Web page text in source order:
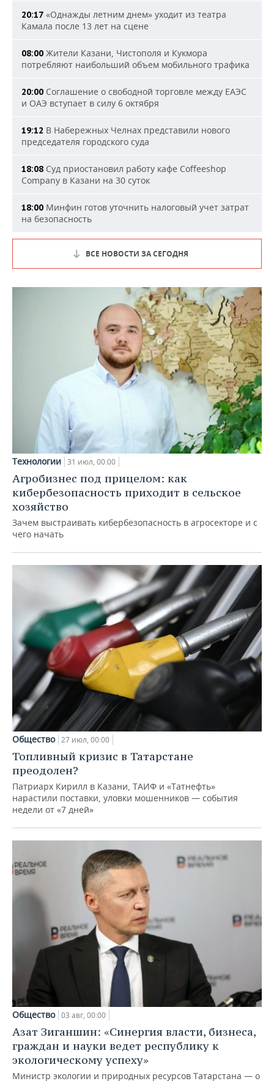
20:17 «Однажды летним днем» уходит из театра
Камала после 13 лет на сцене
08:00 Жители Казани, Чистополя и Кукмора
потребляют наибольший объем мобильного трафика
20:00 Соглашение о свободной торговле между ЕАЭС
и ОАЭ вступает в силу 6 октября
19:12 В Набережных Челнах представили нового
председателя городского суда
18:08 Суд приостановил работу кафе Coffeeshop
Company в Казани на 30 суток
18:00 Минфин готов уточнить налоговый учет затрат
на безопасность
ВСЕ НОВОСТИ ЗА СЕГОДНЯ
Технологии 31 июл, 00:00
Агробизнес под прицелом: как
кибербезопасность приходит в сельское
хозяйство
Зачем выстраивать кибербезопасность в агросекторе и с
чего начать
Общество 27 июл, 00:00
Топливный кризис в Татарстане
преодолен?
Патриарх Кирилл в Казани, ТАИФ и «Татнефть»
нарастили поставки, уловки мошенников — события
недели от «7 дней»
Общество 03 авг, 00:00
Азат Зиганшин: «Синергия власти, бизнеса,
граждан и науки ведет республику к
экологическому успеху»
Министр экологии и природных ресурсов Татарстана — о